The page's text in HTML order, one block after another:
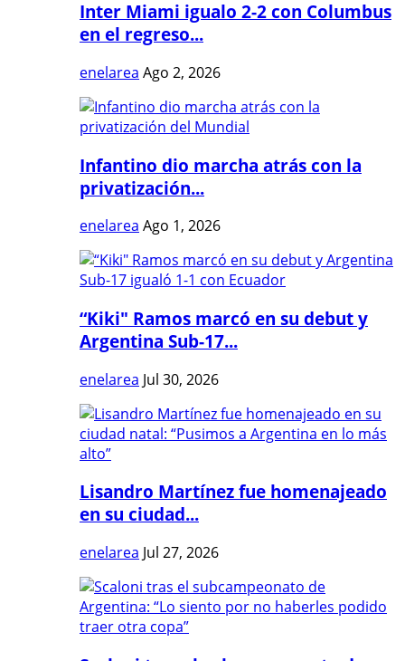
Inter Miami igualo 2-2 con Columbus
en el regreso...
enelarea Ago 2, 2026
Infantino dio marcha atrás con la
privatización...
enelarea Ago 1, 2026
“Kiki" Ramos marcó en su debut y
Argentina Sub-17...
enelarea Jul 30, 2026
Lisandro Martínez fue homenajeado
en su ciudad...
enelarea Jul 27, 2026